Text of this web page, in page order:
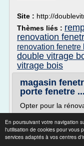
En poursuivant votre navigation
l'utilisation de cookies pour vous
services adaptés à vos centres
Site : http://
Thèmes liés :
renovation
renovation
double vitrage
vitrage bois
magasin
porte fenetre ...
Opter pour la
Les clefs pour
achat neuf ou en
maison, du sol au